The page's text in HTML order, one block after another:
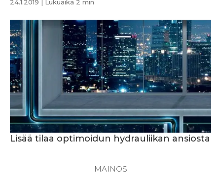
24.1.2019 | Lukuaika 2 min
Lisää tilaa optimoidun hydrauliikan ansiosta